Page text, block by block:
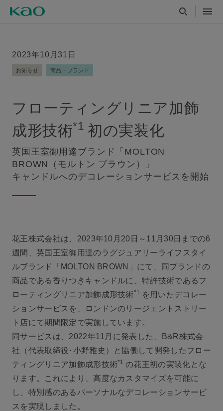
2023年10月31日
お知らせ 商品・ブランド
フローティングリニア加飾
成形技術*1 初の実装化
英国王室御用達ブランド「MOLTON
BROWN（モルトン ブラウン）」
キャンドルへのデコレーションサービスを開始
花王株式会社は、2023年10月20日～11月30日までの6
週間、英国王室御用達のラグジュアリーライフスタイ
ルブランド「MOLTON BROWN」にて、同ブランドの
商品である香りつきキャンドルに、特許技術であるフ
ローティングリニア加飾成形技術*1 を用いたデコレー
ションサービスを、ロンドンのリージェントストリー
ト店にて期間限定で実施しています。
同サービスは、2022年11月に発表した、B&R株式会
社（代表取締役･小野雅史）と協働して開発したフロー
ティングリニア加飾成形技術*1 の花王初の実装化とな
ります。これにより、高度なカスタマイズを可能に
し、特別感のあるパーソナルなデコレーションサービ
スを実現しました。